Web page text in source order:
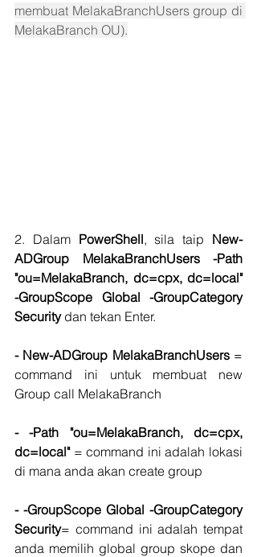
membuat MelakaBranchUsers group di
MelakaBranch OU).
2. Dalam PowerShell, sila taip New-
ADGroup MelakaBranchUsers -Path
"ou=MelakaBranch, dc=cpx, dc=local"
-GroupScope Global -GroupCategory
Security dan tekan Enter.
- New-ADGroup MelakaBranchUsers =
command ini untuk membuat new
Group call MelakaBranch
- -Path "ou=MelakaBranch, dc=cpx,
dc=local" = command ini adalah lokasi
di mana anda akan create group
- -GroupScope Global -GroupCategory
Security= command ini adalah tempat
anda memilih global group skope dan